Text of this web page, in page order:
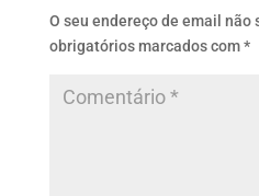
O seu endereço de email não
obrigatórios marcados com*